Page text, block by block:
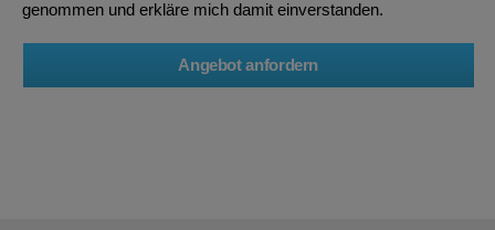
genommen und erkläre mich damit einverstanden.